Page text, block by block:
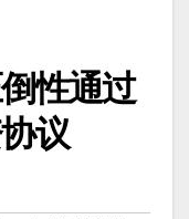
性通过
议